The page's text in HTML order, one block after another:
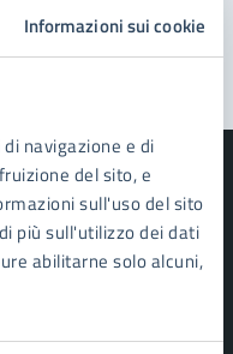
Informazioni sui cookie
navigazione e di
del sito, e
sull'uso del sito
più sull'utilizzo dei dati
abilitarne solo alcuni,